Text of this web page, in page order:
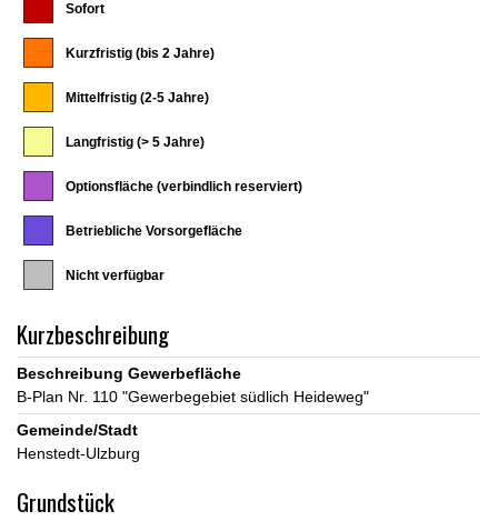
Sofort
Kurzfristig (bis 2 Jahre)
Mittelfristig (2-5 Jahre)
Langfristig (> 5 Jahre)
Optionsfläche (verbindlich reserviert)
Betriebliche Vorsorgefläche
Nicht verfügbar
Kurzbeschreibung
Beschreibung Gewerbefläche
Gemeinde/Stadt
Grundstück